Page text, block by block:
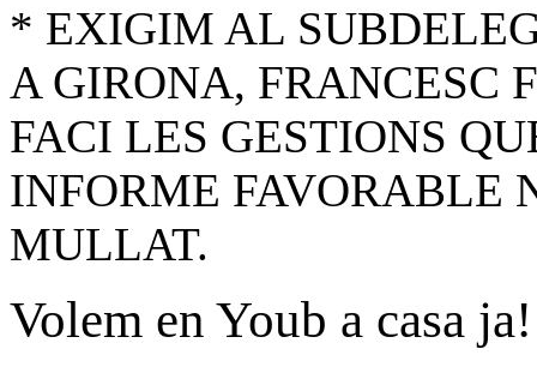
* EXIGIM AL
A GIRONA, FRANCESC
FACI LES GESTIONS
INFORME FAVORABLE
MULLAT.
Volem en Youb a casa